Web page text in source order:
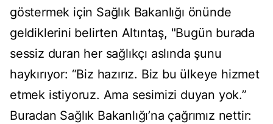
göstermek için Sağlık Bakanlığı önünde
geldiklerini belirten Altıntaş, "Bugün burada
sessiz duran her sağlıkçı aslında şunu
haykırıyor: “Biz hazırız. Biz bu ülkeye hizmet
etmek istiyoruz. Ama sesimizi duyan yok.”
Buradan Sağlık Bakanlığı’na çağrımız nettir: